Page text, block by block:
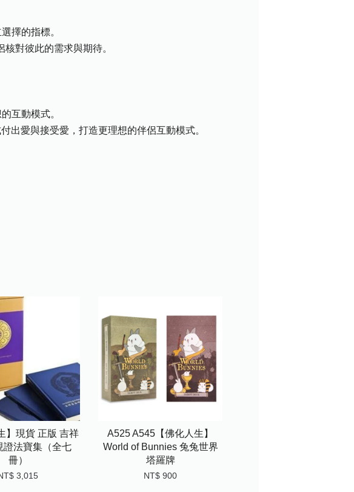
擇的指標。
對彼此的需求與期待。
互動模式。
出愛與接受愛，打造更理想的伴侶互動模式。
】現貨 正版 吉祥
證法寶集（全七
冊）
3,015
A525 A545【佛化人生】
World of Bunnies 兔兔世界
塔羅牌
NT$ 900